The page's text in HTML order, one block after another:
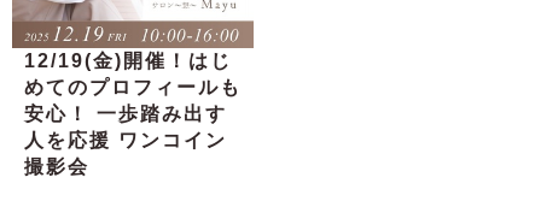
12/19(金)開催！はじ
めてのプロフィールも
安心！ 一歩踏み出す
人を応援 ワンコイン
撮影会